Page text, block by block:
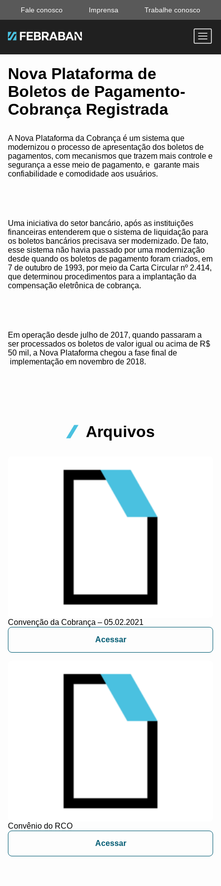
Fale conosco Imprensa Trabalhe conosco
Nova Plataforma de
Boletos de Pagamento-
Cobrança Registrada
A Nova Plataforma da Cobrança é um sistema que
modernizou o processo de apresentação dos boletos de
pagamentos, com mecanismos que trazem mais controle e
segurança a esse meio de pagamento, e garante mais
confiabilidade e comodidade aos usuários.
Uma iniciativa do setor bancário, após as instituições
financeiras entenderem que o sistema de liquidação para
os boletos bancários precisava ser modernizado. De fato,
esse sistema não havia passado por uma modernização
desde quando os boletos de pagamento foram criados, em
7 de outubro de 1993, por meio da Carta Circular nº 2.414,
que determinou procedimentos para a implantação da
compensação eletrônica de cobrança.
Em operação desde julho de 2017, quando passaram a
ser processados os boletos de valor igual ou acima de R$
50 mil, a Nova Plataforma chegou a fase final de
implementação em novembro de 2018.
Arquivos
Convenção da Cobrança – 05.02.2021
Acessar
Convênio do RCO
Acessar